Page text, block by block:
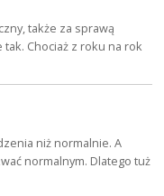
także za sprawą
Chociaż z roku na rok
niż normalnie. A
normalnym. Dlatego tuż